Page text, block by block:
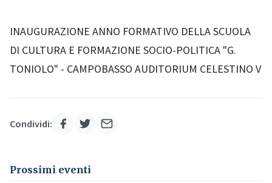
INAUGURAZIONE ANNO FORMATIVO DELLA SCUOLA
DI CULTURA E FORMAZIONE SOCIO-POLITICA "G.
TONIOLO" - CAMPOBASSO AUDITORIUM CELESTINO V
Condividi:
Prossimi eventi